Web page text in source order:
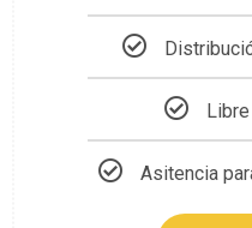
Asitencia